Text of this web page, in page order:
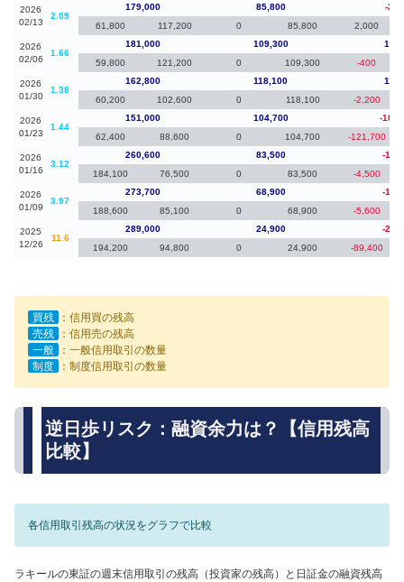
2026
02/13
2.09
179,000 85,800
-
61,800
117,200 0 85,800 2,000
2026
02/06
1.66
181,000 109,300
59,800
121,200 0 109,300 -400
2026
01/30
1.38
162,800 118,100
60,200
102,600 0 118,100 -2,200
2026
01/23
1.44
151,000 104,700
-
62,400
88,600 0 104,700 -121,700
2026
01/16
3.12
260,600 83,500
-
184,100
76,500 0 83,500 -4,500
2026
01/09
3.97
273,700 68,900
-
188,600
85,100 0 68,900 -5,600
2025
12/26
11.6
289,000 24,900
-
194,200
94,800 0 24,900 -89,400
買残
：信用買の残高
売残
：信用売の残高
一般
：一般信用取引の数量
制度
：制度信用取引の数量
逆日歩リスク：融資余力は？【信用残高
比較】
各信用取引残高の状況をグラフで比較
ラキールの東証の週末信用取引の残高（投資家の残高）と日証金の融資残高